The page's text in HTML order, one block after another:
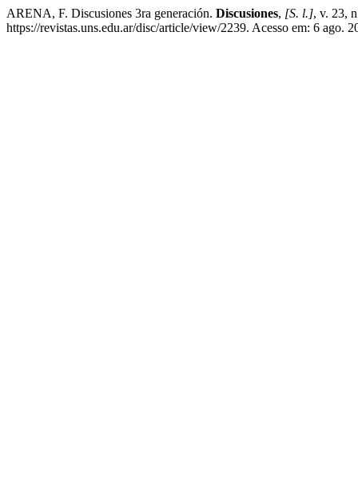
ARENA, F. Discusiones 3ra generación. Discusiones, [S. l.], v. 23,
https://revistas.uns.edu.ar/disc/article/view/2239. Acesso em: 6 ago.